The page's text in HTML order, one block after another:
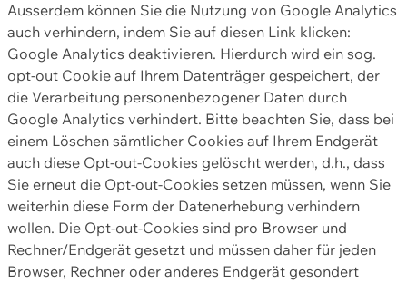
Ausserdem können Sie die Nutzung von Google Analytics
auch verhindern, indem Sie auf diesen Link klicken:
Google Analytics deaktivieren. Hierdurch wird ein sog.
opt-out Cookie auf Ihrem Datenträger gespeichert, der
die Verarbeitung personenbezogener Daten durch
Google Analytics verhindert. Bitte beachten Sie, dass bei
einem Löschen sämtlicher Cookies auf Ihrem Endgerät
auch diese Opt-out-Cookies gelöscht werden, d.h., dass
Sie erneut die Opt-out-Cookies setzen müssen, wenn Sie
weiterhin diese Form der Datenerhebung verhindern
wollen. Die Opt-out-Cookies sind pro Browser und
Rechner/Endgerät gesetzt und müssen daher für jeden
Browser, Rechner oder anderes Endgerät gesondert